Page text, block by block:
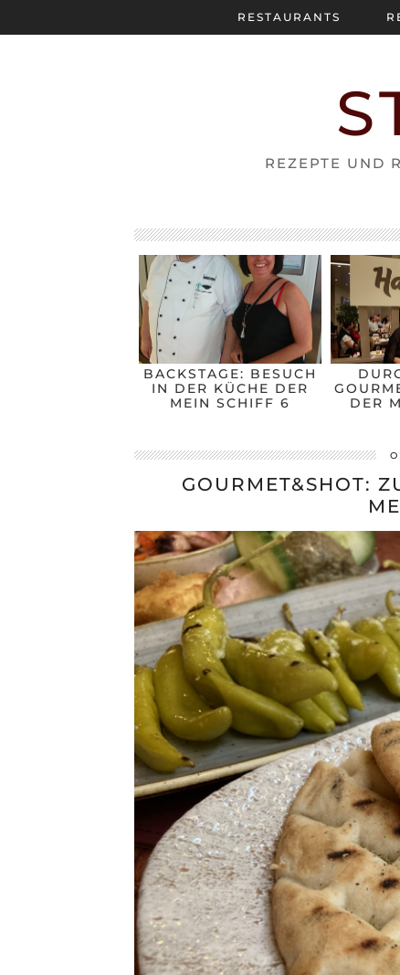
REZEPTE UND
RESTAURANTS
BACKSTAGE: BESUCH
IN DER KÜCHE DER
MEIN SCHIFF 6
DER
GOURMET&SHOT: